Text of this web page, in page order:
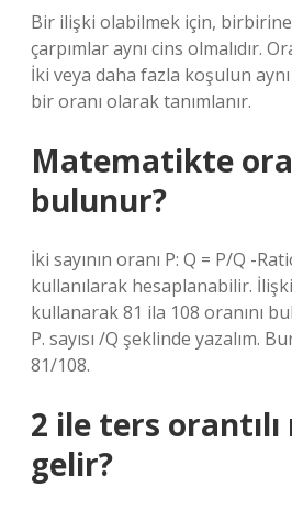
Bir ilişki olabilmek için,
çarpımlar aynı cins olmalıdır.
İki veya daha fazla koşulun
bir oranı olarak tanımlanır.
Matematikte
bulunur?
İki sayının oranı P: Q = P/Q -
kullanılarak hesaplanabilir.
kullanarak 81 ila 108 oranını
P. sayısı /Q şeklinde yazalım.
81/108.
2 ile ters
gelir?